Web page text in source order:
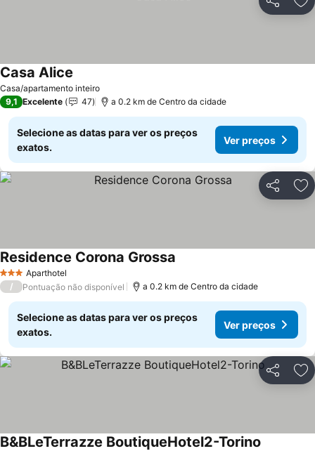
Partilhar
Casa/apartamento inteiro
Casa Alice
9,1 Excelente 47 a 0.2 km de Centro da cidade
Selecione as datas para ver os preços
exatos.
Ver preços
Partilhar
3 EstrelasAparthotel
Residence Corona Grossa
/ Pontuação não disponível a 0.2 km de Centro da cidade
Selecione as datas para ver os preços
exatos.
Ver preços
Partilhar
B&BLeTerrazze BoutiqueHotel2-Torino